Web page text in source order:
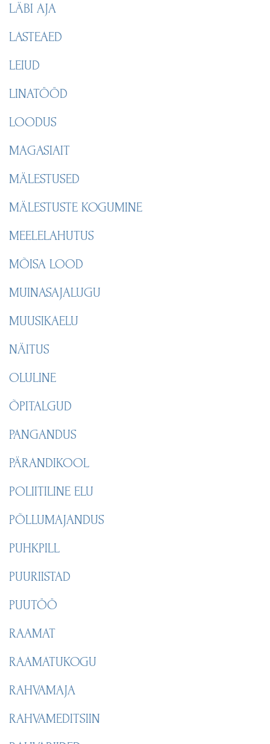
LÄBI AJA
LASTEAED
LEIUD
LINATÖÖD
LOODUS
MAGASIAIT
MÄLESTUSED
MÄLESTUSTE KOGUMINE
MEELELAHUTUS
MÕISA LOOD
MUINASAJALUGU
MUUSIKAELU
NÄITUS
OLULINE
ÕPITALGUD
PANGANDUS
PÄRANDIKOOL
POLIITILINE ELU
PÕLLUMAJANDUS
PUHKPILL
PUURIISTAD
PUUTÖÖ
RAAMAT
RAAMATUKOGU
RAHVAMAJA
RAHVAMEDITSIIN